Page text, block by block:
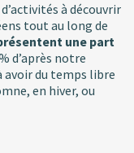
à découvrir
tout au long de
une part
d’après notre
avoir du temps libre
en hiver, ou